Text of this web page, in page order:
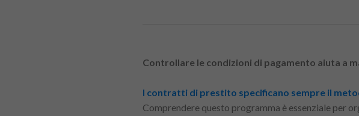
Controllare le condizioni di pagamento aiuta a
I contratti di prestito specificano sempre il
Comprendere questo programma è essenziale per